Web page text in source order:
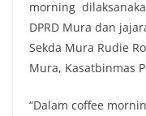
morning
DPRD Mura dan
Sekda Mura Rudie
Mura, Kasatbinmas
“Dalam coffee